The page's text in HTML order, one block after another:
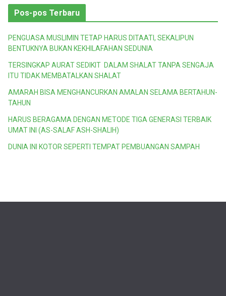
t
o
Pos-pos Terbaru
PENGUASA MUSLIMIN TETAP HARUS DITAATI, SEKALIPUN
BENTUKNYA BUKAN KEKHILAFAHAN SEDUNIA
TERSINGKAP AURAT SEDIKIT DALAM SHALAT TANPA SENGAJA
ITU TIDAK MEMBATALKAN SHALAT
AMARAH BISA MENGHANCURKAN AMALAN SELAMA BERTAHUN-
TAHUN
HARUS BERAGAMA DENGAN METODE TIGA GENERASI TERBAIK
UMAT INI (AS-SALAF ASH-SHALIH)
DUNIA INI KOTOR SEPERTI TEMPAT PEMBUANGAN SAMPAH